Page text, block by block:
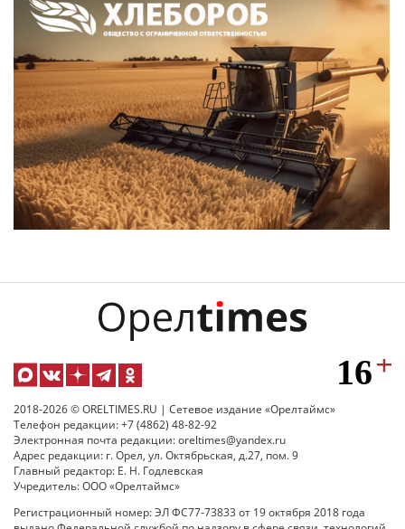
2018-2026 © ORELTIMES.RU | Сетевое издание «Орелтаймс»
Телефон редакции: +7 (4862) 48-82-92
Электронная почта редакции: oreltimes@yandex.ru
Адрес редакции: г. Орел, ул. Октябрьская, д.27, пом. 9
Главный редактор: Е. Н. Годлевская
Учредитель: ООО «Орелтаймс»
Регистрационный номер: ЭЛ ФС77-73833 от 19 октября 2018 года